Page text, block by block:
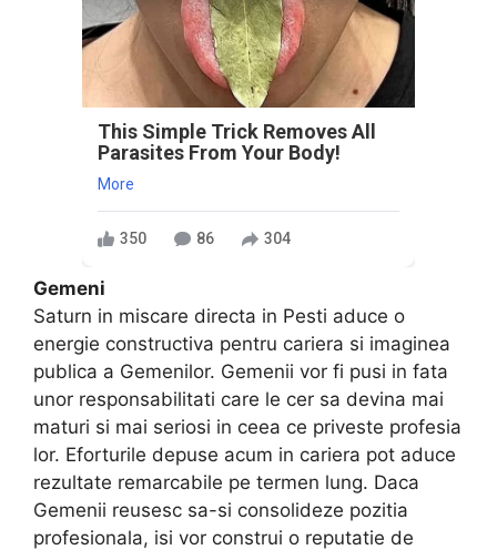
This Simple Trick Removes All
Parasites From Your Body!
More
350 86 304
Gemeni
Saturn in miscare directa in Pesti aduce o
energie constructiva pentru cariera si imaginea
publica a Gemenilor. Gemenii vor fi pusi in fata
unor responsabilitati care le cer sa devina mai
maturi si mai seriosi in ceea ce priveste profesia
lor. Eforturile depuse acum in cariera pot aduce
rezultate remarcabile pe termen lung. Daca
Gemenii reusesc sa-si consolideze pozitia
profesionala, isi vor construi o reputatie de